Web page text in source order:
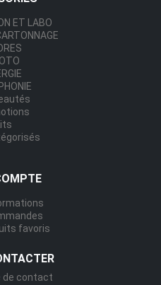
ET LABO
favoris
de contact